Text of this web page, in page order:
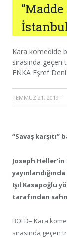
Kara komedide
sırasında
ENKA Eşref
TEMMUZ 21, 2019 ·
“Savaş karşıtı”
Joseph Heller’in
Işıl Kasapoğlu
tarafından
BOLD– Kara
sırasında geçen